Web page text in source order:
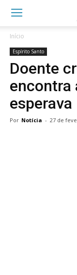
Início
Espírito Santo
Doente
encontra
esperava
Por Notícia - 27 de